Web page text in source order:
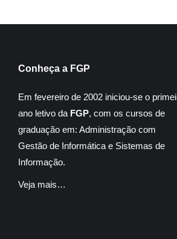
Conheça a FGP
Em fevereiro de 2002 iniciou-se o
ano letivo da FGP, com os cursos de
graduação em: Administração com
Gestão de Informática e Sistemas de
Informação.
Veja mais…